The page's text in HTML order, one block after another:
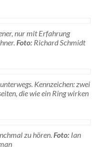
nur mit Erfahrung
Foto:Richard Schmidt
Kennzeichen: zwei
die wie ein Ring wirken
zu hören.Foto: Ian